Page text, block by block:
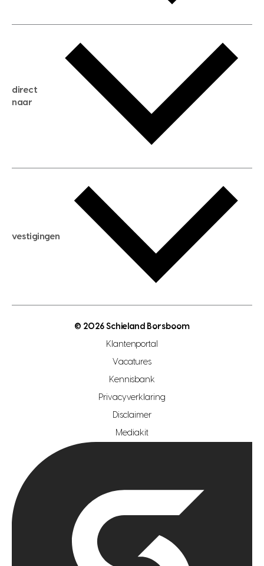
gratis zoekservice
huis verkopen
huis kopen
aankoopadvies
verkoopadvies
hypotheekadvies
direct
naar
hypotheek berekenen
maximale hypotheek berekenen
hypotheek bespaarcheck
gratis zoekprofiel aanmaken
open woningwaarde dag
vestigingen
makelaar regio zoetermeer
hypotheekshop regio den haag
hypotheekshop regio rotterdam
© 2026 Schieland Borsboom
Klantenportal
Vacatures
Kennisbank
Privacyverklaring
Disclaimer
Mediakit